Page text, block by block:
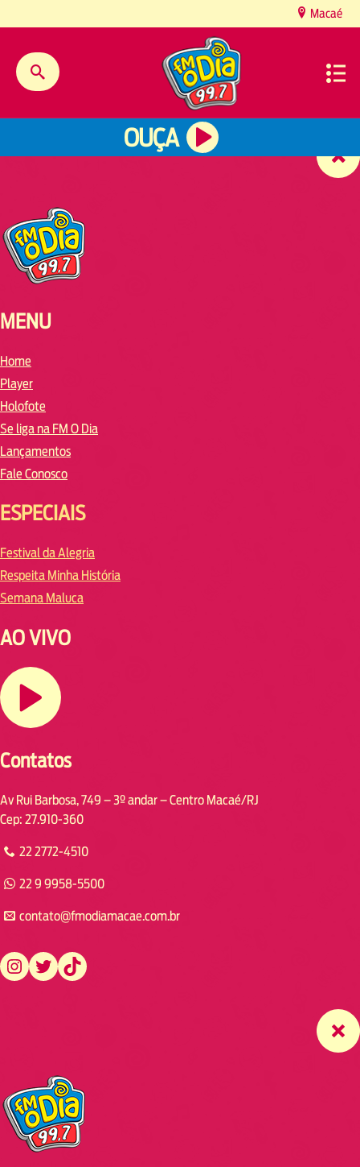
Macaé
OUÇA
MENU
Home
Player
Holofote
Se liga na FM O Dia
Lançamentos
Fale Conosco
ESPECIAIS
Festival da Alegria
Respeita Minha História
Semana Maluca
AO VIVO
Contatos
Av Rui Barbosa, 749 – 3º andar – Centro Macaé/RJ
Cep: 27.910-360
22 2772-4510
22 9 9958-5500
contato@fmodiamacae.com.br
https://www.instagram.com/fmodia.macae/ https://twitter.com/fmodia.macae/ https://www.tiktok.com/@fmodia.macae